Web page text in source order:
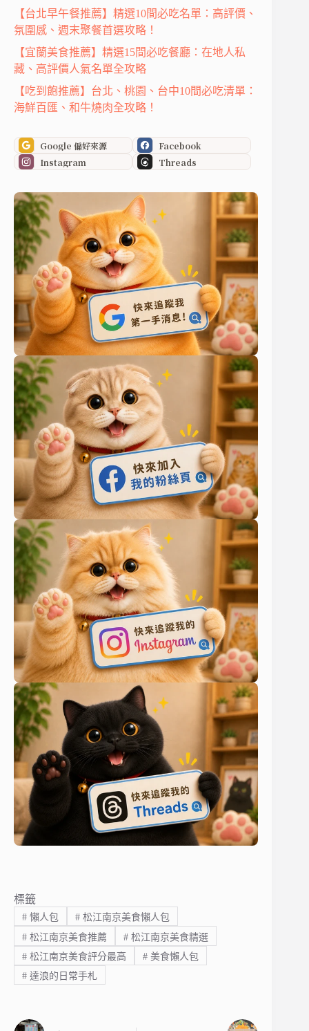
【台北早午餐推薦】精選10間必吃名單：高評價、
氛圍感、週末聚餐首選攻略！
【宜蘭美食推薦】精選15間必吃餐廳：在地人私
藏、高評價人氣名單全攻略
【吃到飽推薦】台北、桃園、台中10間必吃清單：
海鮮百匯、和牛燒肉全攻略！
Google 偏好來源
Facebook
Instagram
Threads
標籤
#懶人包 #松江南京美食懶人包
#松江南京美食推薦 #松江南京美食精選
#松江南京美食評分最高 #美食懶人包
#達浪的日常手札